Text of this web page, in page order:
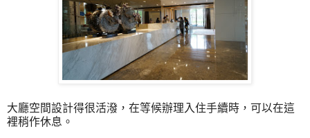
大廳空間設計得很活潑，在等候辦理入住手續時，可以在這
裡稍作休息。